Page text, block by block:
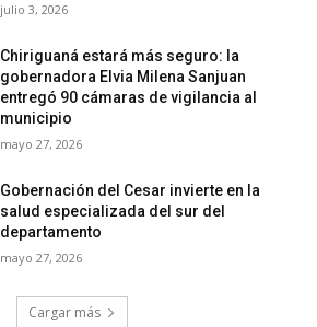
julio 3, 2026
Chiriguaná estará más seguro: la
gobernadora Elvia Milena Sanjuan
entregó 90 cámaras de vigilancia al
municipio
mayo 27, 2026
Gobernación del Cesar invierte en la
salud especializada del sur del
departamento
mayo 27, 2026
Cargar más